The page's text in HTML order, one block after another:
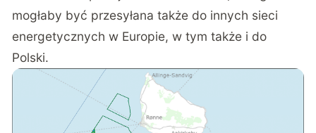
mogłaby być przesyłana także do innych sieci
energetycznych w Europie, w tym także i do
Polski.